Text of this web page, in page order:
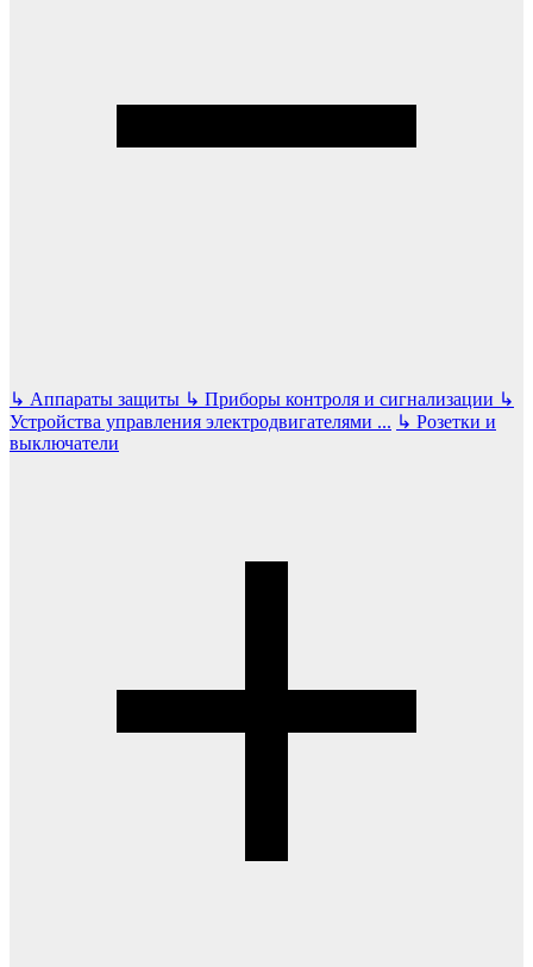
↳ Аппараты защиты ↳ Приборы контроля и сигнализации ↳
Устройства управления электродвигателями ... ↳ Розетки и
выключатели